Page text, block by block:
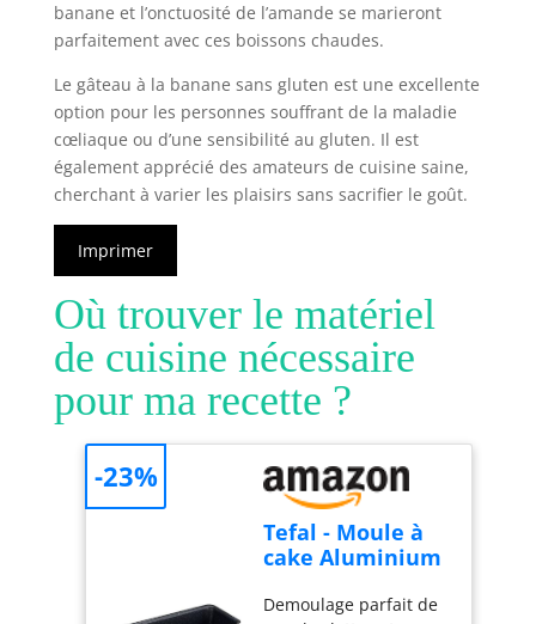
banane et l’onctuosité de l’amande se marieront
parfaitement avec ces boissons chaudes.
Le gâteau à la banane sans gluten est une excellente
option pour les personnes souffrant de la maladie
cœliaque ou d’une sensibilité au gluten. Il est
également apprécié des amateurs de cuisine saine,
cherchant à varier les plaisirs sans sacrifier le goût.
Imprimer
Où trouver le matériel
de cuisine nécessaire
pour ma recette ?
Tefal - Moule à
cake Aluminium
Antiadhésif
Demoulage parfait de
-23%